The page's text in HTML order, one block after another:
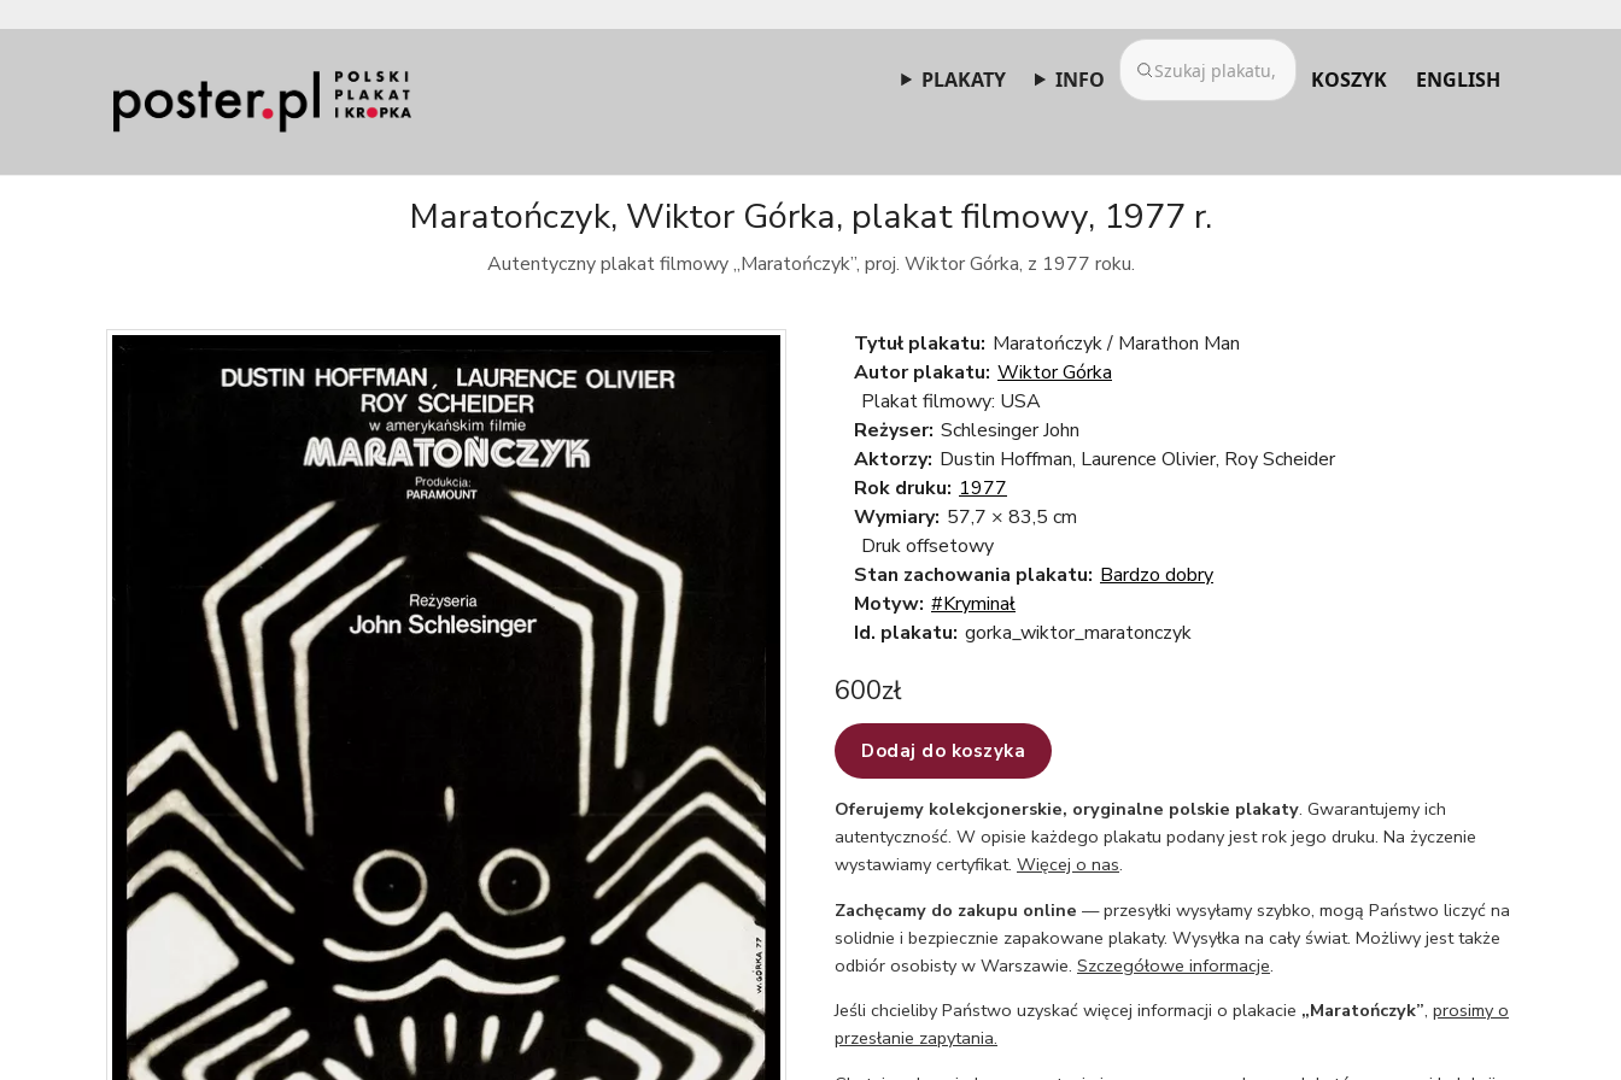
PLAKATY INFO KOSZYK ENGLISH
Maratończyk, Wiktor Górka, plakat filmowy, 1977 r.
Autentyczny plakat filmowy „Maratończyk”, proj. Wiktor Górka, z 1977 roku.
Tytuł plakatu: Maratończyk / Marathon Man
Autor plakatu: Wiktor Górka
Plakat filmowy: USA
Reżyser: Schlesinger John
Aktorzy: Dustin Hoffman, Laurence Olivier, Roy Scheider
Rok druku: 1977
Wymiary: 57,7 × 83,5 cm
Druk offsetowy
Stan zachowania plakatu: Bardzo dobry
Motyw: #Kryminał
Id. plakatu: gorka_wiktor_maratonczyk
600zł
Dodaj do koszyka
Oferujemy kolekcjonerskie, oryginalne polskie plakaty. Gwarantujemy ich
autentyczność. W opisie każdego plakatu podany jest rok jego druku. Na życzenie
wystawiamy certyfikat. Więcej o nas.
Zachęcamy do zakupu online — przesyłki wysyłamy szybko, mogą Państwo liczyć na
solidnie i bezpiecznie zapakowane plakaty. Wysyłka na cały świat. Możliwy jest także
odbiór osobisty w Warszawie. Szczegółowe informacje.
Jeśli chcieliby Państwo uzyskać więcej informacji o plakacie „Maratończyk”, prosimy o
przesłanie zapytania.